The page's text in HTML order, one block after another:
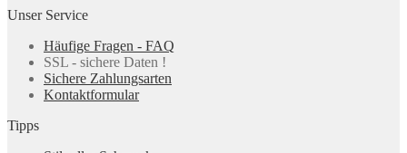
Unser Service
Häufige Fragen - FAQ
SSL - sichere Daten !
Sichere Zahlungsarten
Kontaktformular
Tipps